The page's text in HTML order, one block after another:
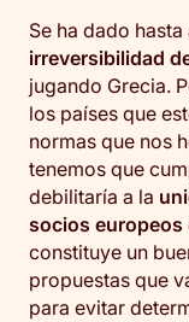
Se ha dado
irreversibilidad
jugando Grecia.
los países que
normas que nos
tenemos que
debilitaría a la
socios europeos
constituye un
propuestas que
para evitar